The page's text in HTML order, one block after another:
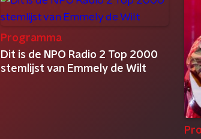
Programma
Dit is de NPO Radio 2 Top 2000
stemlijst van Emmely de Wilt